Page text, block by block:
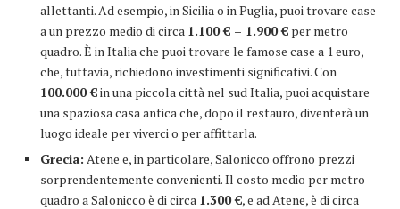
allettanti. Ad esempio, in Sicilia o in Puglia, puoi trovare case
a un prezzo medio di circa 1.100 € – 1.900 € per metro
quadro. È in Italia che puoi trovare le famose case a 1 euro,
che, tuttavia, richiedono investimenti significativi. Con
100.000 €in una piccola città nel sud Italia, puoi acquistare
una spaziosa casa antica che, dopo il restauro, diventerà un
luogo ideale per viverci o per affittarla.
Grecia: Atene e, in particolare, Salonicco offrono prezzi
sorprendentemente convenienti. Il costo medio per metro
quadro a Salonicco è di circa 1.300 €, e ad Atene, è di circa